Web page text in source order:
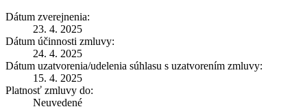
Dátum zverejnenia:
23. 4. 2025
Dátum účinnosti zmluvy:
24. 4. 2025
Dátum uzatvorenia/udelenia súhlasu s uzatvorením zmluvy:
15. 4. 2025
Platnosť zmluvy do:
Neuvedené